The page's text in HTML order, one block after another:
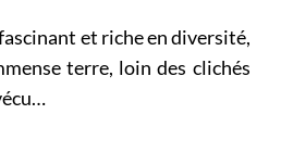
et riche en diversité,
terre, loin des clichés